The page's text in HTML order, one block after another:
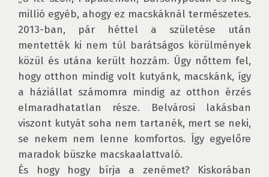
millió egyéb, ahogy ez macskáknál természetes.
2013-ban, pár héttel a születése után
mentették ki nem túl barátságos körülmények
közül és utána került hozzám. Úgy nőttem fel,
hogy otthon mindig volt kutyánk, macskánk, így
a háziállat számomra mindig az otthon érzés
elmaradhatatlan része. Belvárosi lakásban
viszont kutyát soha nem tartanék, mert se neki,
se nekem nem lenne komfortos. Így egyelőre
maradok büszke macskaalattvaló.
És hogy hogy bírja a zenémet? Kiskorában